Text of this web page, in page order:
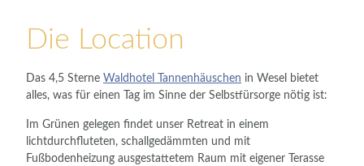
Die Location
Das 4,5 Sterne Waldhotel Tannenhäuschen in Wesel bietet
alles, was für einen Tag im Sinne der Selbstfürsorge nötig ist:
Im Grünen gelegen findet unser Retreat in einem
lichtdurchfluteten, schallgedämmten und mit
Fußbodenheizung ausgestattetem Raum mit eigener Terasse